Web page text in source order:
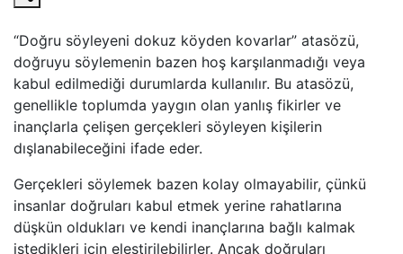
“Doğru söyleyeni dokuz köyden kovarlar” atasözü,
doğruyu söylemenin bazen hoş karşılanmadığı veya
kabul edilmediği durumlarda kullanılır. Bu atasözü,
genellikle toplumda yaygın olan yanlış fikirler ve
inançlarla çelişen gerçekleri söyleyen kişilerin
dışlanabileceğini ifade eder.
Gerçekleri söylemek bazen kolay olmayabilir, çünkü
insanlar doğruları kabul etmek yerine rahatlarına
düşkün oldukları ve kendi inançlarına bağlı kalmak
istedikleri için eleştirilebilirler. Ancak doğruları